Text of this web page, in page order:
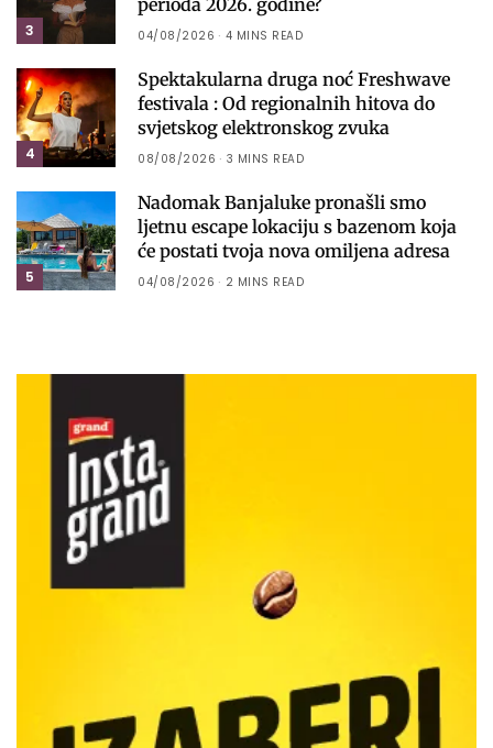
3 04/08/2026 4 MINS READ
4
Spektakularna druga noć Freshwave
festivala : Od regionalnih hitova do
svjetskog elektronskog zvuka
08/08/2026 3 MINS READ
5
Nadomak Banjaluke pronašli smo
ljetnu escape lokaciju s bazenom koja
će postati tvoja nova omiljena adresa
04/08/2026 2 MINS READ